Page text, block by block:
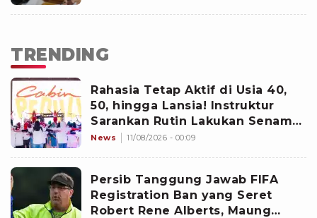
TRENDING
Rahasia Tetap Aktif di Usia 40,
50, hingga Lansia! Instruktur
Sarankan Rutin Lakukan Senam
Ini
News 11/08/2026 - 00:09
Persib Tanggung Jawab FIFA
Registration Ban yang Seret
Robert Rene Alberts, Maung